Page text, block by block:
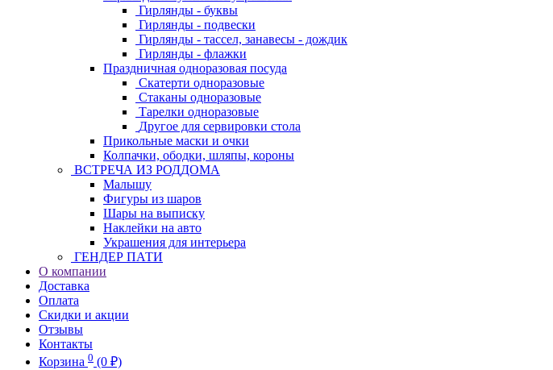
Гирлянды - буквы
Гирлянды - подвески
Гирлянды - тассел, занавесы - дождик
Гирлянды - флажки
Праздничная одноразовая посуда
Скатерти одноразовые
Стаканы одноразовые
Тарелки одноразовые
Другое для сервировки стола
Прикольные маски и очки
Колпачки, ободки, шляпы, короны
ВСТРЕЧА ИЗ РОДДОМА
Малышу
Фигуры из шаров
Шары на выписку
Наклейки на авто
Украшения для интерьера
ГЕНДЕР ПАТИ
О компании
Доставка
Оплата
Скидки и акции
Отзывы
Контакты
Корзина 0 (0 ₽)